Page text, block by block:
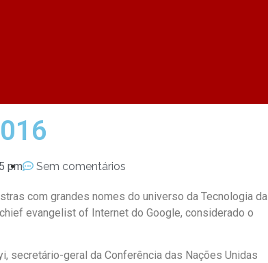
pm Sem comentários
com grandes nomes do universo da Tecnologia da
evangelist of Internet do Google, considerado o
secretário-geral da Conferência das Nações Unidas